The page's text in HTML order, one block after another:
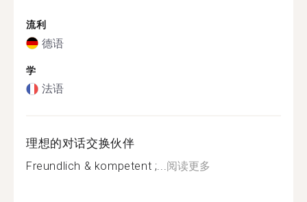
流利
德语
学
法语
理想的对话交换伙伴
Freundlich & kompetent ;...阅读更多